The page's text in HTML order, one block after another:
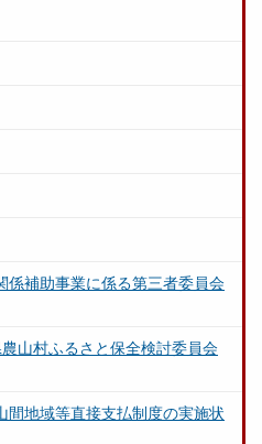
係補助事業に係る第三者委員会
山村ふるさと保全検討委員会
間地域等直接支払制度の実施状